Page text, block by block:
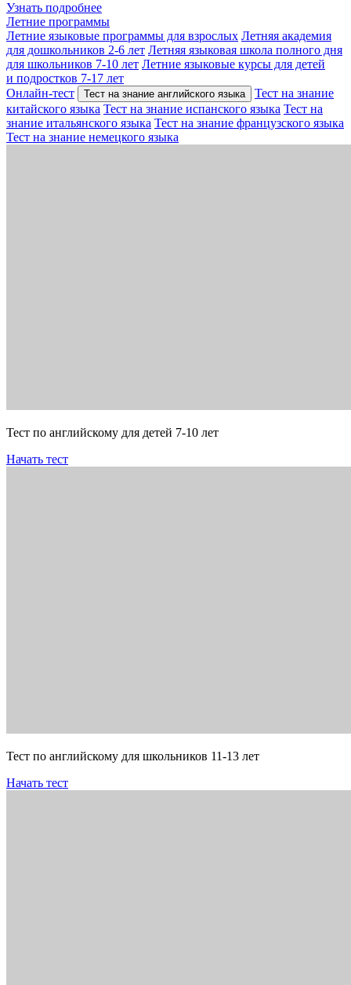
Узнать подробнее
Летние программы
Летние языковые программы для взрослых Летняя академия
для дошкольников 2-6 лет Летняя языковая школа полного дня
для школьников 7-10 лет Летние языковые курсы для детей
и подростков 7-17 лет
Онлайн-тест
Тест на знание английского языка
Тест на знание
китайского языка Тест на знание испанского языка Тест на
знание итальянского языка Тест на знание французского языка
Тест на знание немецкого языка
Тест по английскому для детей 7-10 лет
Начать тест
Тест по английскому для школьников 11-13 лет
Начать тест